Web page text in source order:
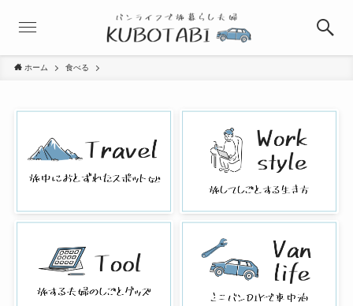
ホーム 食べる